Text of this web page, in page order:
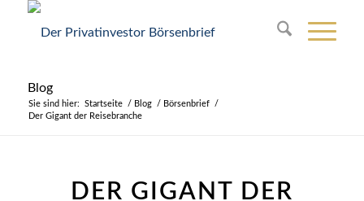
Blog
Sie sind hier: Startseite / Blog / Börsenbrief
/
Der Gigant der Reisebranche
DER GIGANT DER